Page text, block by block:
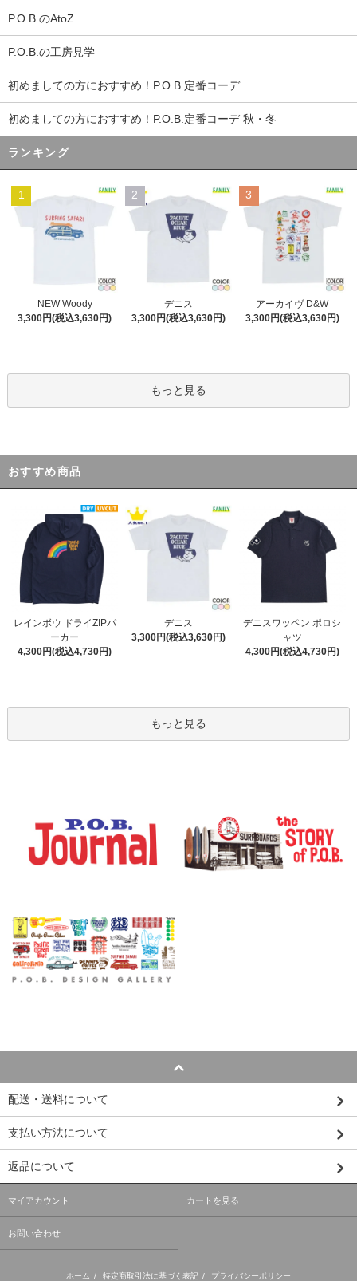
P.O.B.のAtoZ
P.O.B.の工房見学
初めましての方におすすめ！P.O.B.定番コーデ
初めましての方におすすめ！P.O.B.定番コーデ 秋・冬
ランキング
1
NEW Woody
3,300円(税込3,630円)
2
デニス
3,300円(税込3,630円)
3
アーカイヴ D&W
3,300円(税込3,630円)
もっと見る
おすすめ商品
レインボウ ドライZIPパ
ーカー
4,300円(税込4,730円)
デニス
3,300円(税込3,630円)
デニスワッペン ポロシ
ャツ
4,300円(税込4,730円)
もっと見る
配送・送料について
支払い方法について
返品について
マイアカウント カートを見る
お問い合わせ
ホーム / 特定商取引法に基づく表記 / プライバシーポリシー